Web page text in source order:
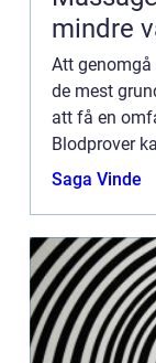
mindre
Att
de mest
att få en
Blodprover
funktioner
Saga Vinde